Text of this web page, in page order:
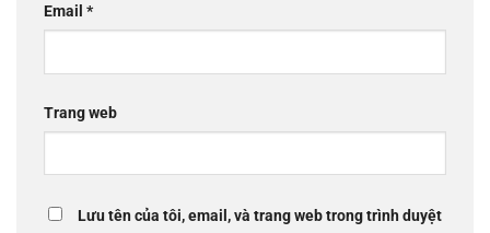
Email *
Trang web
Lưu tên của tôi, email, và trang web trong trình duyệt